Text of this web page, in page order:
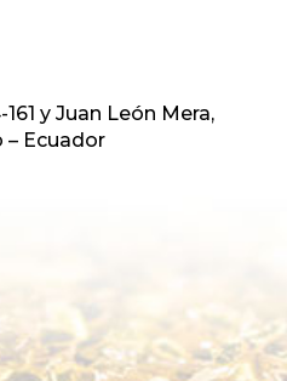
y Juan León Mera,
– Ecuador